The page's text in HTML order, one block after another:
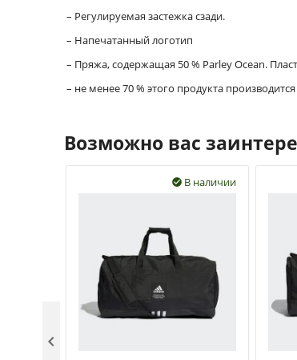
– Регулируемая застежка сзади.
– Напечатанный логотип
– Пряжа, содержащая 50 % Parley Ocean.
– не менее 70 % этого продукта
Возможно вас
В наличии

